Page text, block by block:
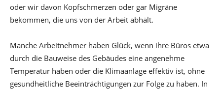
oder wir davon Kopfschmerzen oder gar Migräne
bekommen, die uns von der Arbeit abhält.
Manche Arbeitnehmer haben Glück, wenn ihre Büros etwa
durch die Bauweise des Gebäudes eine angenehme
Temperatur haben oder die Klimaanlage effektiv ist, ohne
gesundheitliche Beeinträchtigungen zur Folge zu haben. In